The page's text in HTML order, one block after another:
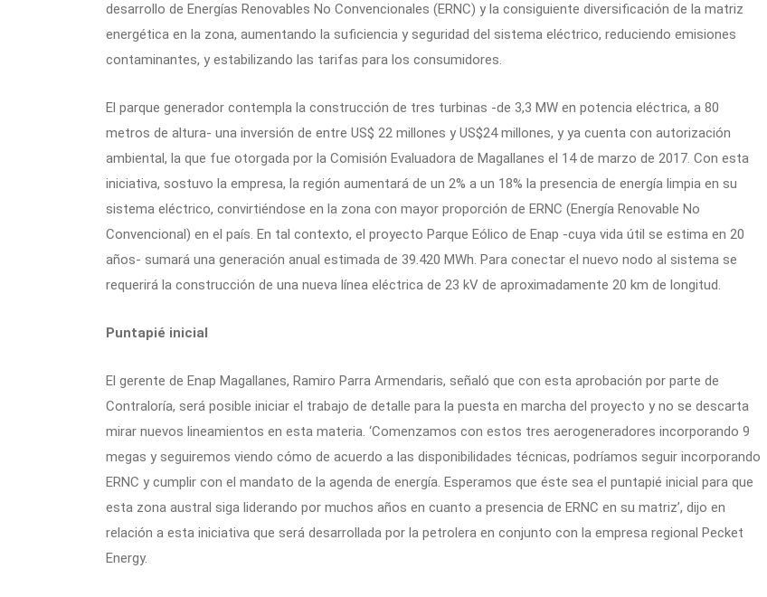
desarrollo de Energías Renovables No Convencionales (ERNC) y la consiguiente diversificación de la matriz
energética en la zona, aumentando la suficiencia y seguridad del sistema eléctrico, reduciendo emisiones
contaminantes, y estabilizando las tarifas para los consumidores.
El parque generador contempla la construcción de tres turbinas -de 3,3 MW en potencia eléctrica, a 80
metros de altura- una inversión de entre US$ 22 millones y US$24 millones, y ya cuenta con autorización
ambiental, la que fue otorgada por la Comisión Evaluadora de Magallanes el 14 de marzo de 2017. Con esta
iniciativa, sostuvo la empresa, la región aumentará de un 2% a un 18% la presencia de energía limpia en su
sistema eléctrico, convirtiéndose en la zona con mayor proporción de ERNC (Energía Renovable No
Convencional) en el país. En tal contexto, el proyecto Parque Eólico de Enap -cuya vida útil se estima en 20
años- sumará una generación anual estimada de 39.420 MWh. Para conectar el nuevo nodo al sistema se
requerirá la construcción de una nueva línea eléctrica de 23 kV de aproximadamente 20 km de longitud.
Puntapié inicial
El gerente de Enap Magallanes, Ramiro Parra Armendaris, señaló que con esta aprobación por parte de
Contraloría, será posible iniciar el trabajo de detalle para la puesta en marcha del proyecto y no se descarta
mirar nuevos lineamientos en esta materia. ‘Comenzamos con estos tres aerogeneradores incorporando 9
megas y seguiremos viendo cómo de acuerdo a las disponibilidades técnicas, podríamos seguir incorporando
ERNC y cumplir con el mandato de la agenda de energía. Esperamos que éste sea el puntapié inicial para que
esta zona austral siga liderando por muchos años en cuanto a presencia de ERNC en su matriz’, dijo en
relación a esta iniciativa que será desarrollada por la petrolera en conjunto con la empresa regional Pecket
Energy.